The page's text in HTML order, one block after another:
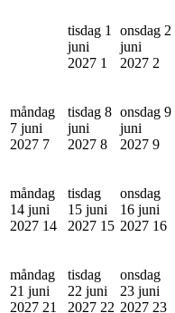
tisdag 1
juni
2027 1
onsdag 2
juni
2027 2
måndag
7 juni
2027 7
tisdag 8
juni
2027 8
onsdag 9
juni
2027 9
måndag
14 juni
2027 14
tisdag
15 juni
2027 15
onsdag
16 juni
2027 16
måndag
21 juni
2027 21
tisdag
22 juni
2027 22
onsdag
23 juni
2027 23